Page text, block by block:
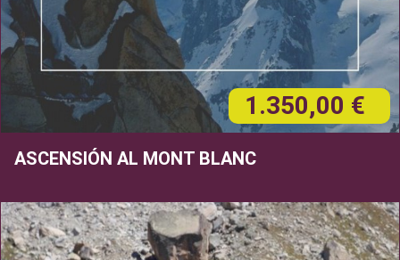
1.350,00 €
ASCENSIÓN AL MONT BLANC